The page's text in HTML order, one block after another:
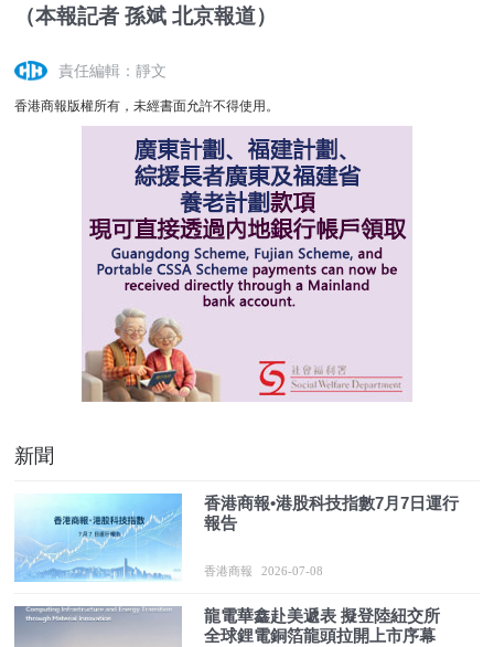
（本報記者 孫斌 北京報道）
責任編輯：靜文
香港商報版權所有，未經書面允許不得使用。
新聞
香港商報•港股科技指數7月7日運行
報告
香港商報 2026-07-08
龍電華鑫赴美遞表 擬登陸紐交所
全球鋰電銅箔龍頭拉開上市序幕